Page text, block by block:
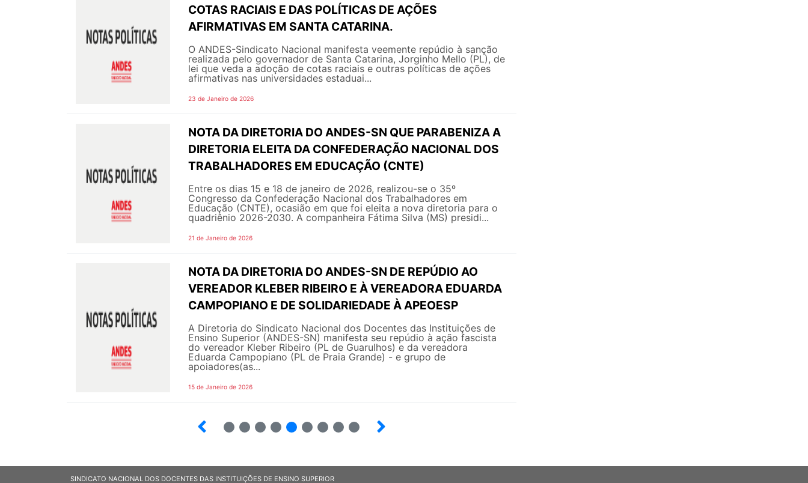
COTAS RACIAIS E DAS POLÍTICAS DE AÇÕES
AFIRMATIVAS EM SANTA CATARINA.
O ANDES-Sindicato Nacional manifesta veemente repúdio à sanção
realizada pelo governador de Santa Catarina, Jorginho Mello (PL), de
lei que veda a adoção de cotas raciais e outras políticas de ações
afirmativas nas universidades estaduai...
23 de Janeiro de 2026
NOTA DA DIRETORIA DO ANDES-SN QUE PARABENIZA A
DIRETORIA ELEITA DA CONFEDERAÇÃO NACIONAL DOS
TRABALHADORES EM EDUCAÇÃO (CNTE)
Entre os dias 15 e 18 de janeiro de 2026, realizou-se o 35º
Congresso da Confederação Nacional dos Trabalhadores em
Educação (CNTE), ocasião em que foi eleita a nova diretoria para o
quadriênio 2026-2030. A companheira Fátima Silva (MS) presidi...
21 de Janeiro de 2026
NOTA DA DIRETORIA DO ANDES-SN DE REPÚDIO AO
VEREADOR KLEBER RIBEIRO E À VEREADORA EDUARDA
CAMPOPIANO E DE SOLIDARIEDADE À APEOESP
A Diretoria do Sindicato Nacional dos Docentes das Instituições de
Ensino Superior (ANDES-SN) manifesta seu repúdio à ação fascista
do vereador Kleber Ribeiro (PL de Guarulhos) e da vereadora
Eduarda Campopiano (PL de Praia Grande) - e grupo de
apoiadores(as...
15 de Janeiro de 2026
SINDICATO NACIONAL DOS DOCENTES DAS INSTITUIÇÕES DE ENSINO SUPERIOR